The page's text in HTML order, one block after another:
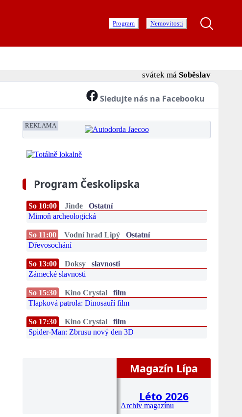
Program Nemovitosti
svátek má Soběslav
Sledujte nás na Facebooku
REKLAMA
Program Českolipska
So 10:00 Jinde
Ostatní
Mimoň archeologická
So 11:00 Vodní hrad Lipý
Ostatní
Dřevosochání
So 13:00 Doksy
slavnosti
Zámecké slavnosti
So 15:30 Kino Crystal
film
Tlapková patrola: Dinosauří film
So 17:30 Kino Crystal
film
Spider-Man: Zbrusu nový den 3D
Magazín Lípa
Léto 2026
Archiv magazínu